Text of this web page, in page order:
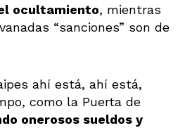
ocultamiento, mientras
“sanciones” son de
ahí está, ahí está,
como la Puerta de
onerosos sueldos y